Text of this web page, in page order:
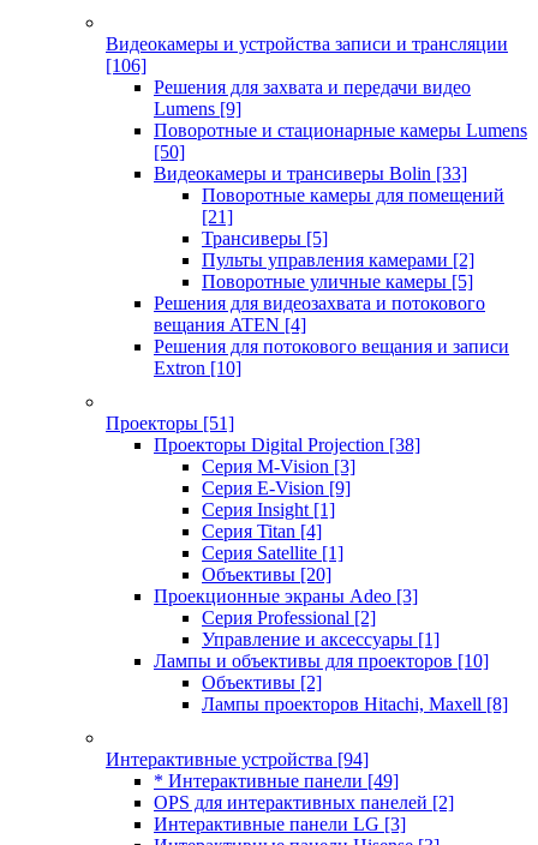
Видеокамеры и устройства записи и трансляции
[106]
Решения для захвата и передачи видео
Lumens [9]
Поворотные и стационарные камеры Lumens
[50]
Видеокамеры и трансиверы Bolin [33]
Поворотные камеры для помещений
[21]
Трансиверы [5]
Пульты управления камерами [2]
Поворотные уличные камеры [5]
Решения для видеозахвата и потокового
вещания ATEN [4]
Решения для потокового вещания и записи
Extron [10]
Проекторы [51]
Проекторы Digital Projection [38]
Серия M-Vision [3]
Серия E-Vision [9]
Серия Insight [1]
Серия Titan [4]
Серия Satellite [1]
Объективы [20]
Проекционные экраны Adeo [3]
Серия Professional [2]
Управление и аксессуары [1]
Лампы и объективы для проекторов [10]
Объективы [2]
Лампы проекторов Hitachi, Maxell [8]
Интерактивные устройства [94]
* Интерактивные панели [49]
OPS для интерактивных панелей [2]
Интерактивные панели LG [3]